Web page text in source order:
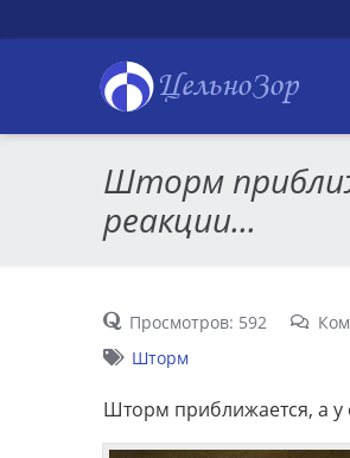
ЦельноЗор
Шторм
реакции...
Просмотров: 592
Шторм
Шторм приближается, а у